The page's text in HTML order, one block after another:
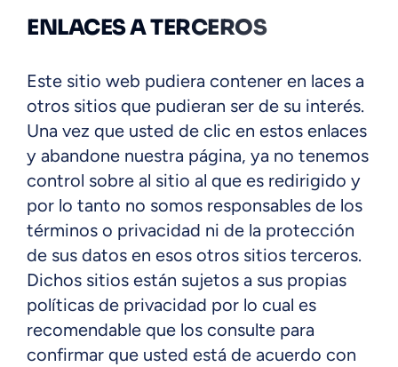
ENLACES A TERCEROS
Este sitio web pudiera contener en laces a
otros sitios que pudieran ser de su interés.
Una vez que usted de clic en estos enlaces
y abandone nuestra página, ya no tenemos
control sobre al sitio al que es redirigido y
por lo tanto no somos responsables de los
términos o privacidad ni de la protección
de sus datos en esos otros sitios terceros.
Dichos sitios están sujetos a sus propias
políticas de privacidad por lo cual es
recomendable que los consulte para
confirmar que usted está de acuerdo con